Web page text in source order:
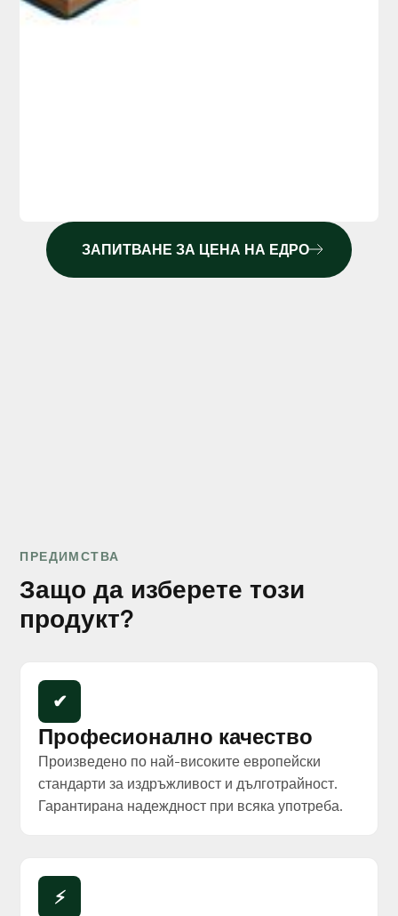
ЗАПИТВАНЕ ЗА ЦЕНА НА ЕДРО
ПРЕДИМСТВА
Защо да изберете този
продукт?
✔
Професионално качество
Произведено по най-високите европейски
стандарти за издръжливост и дълготрайност.
Гарантирана надеждност при всяка употреба.
⚡